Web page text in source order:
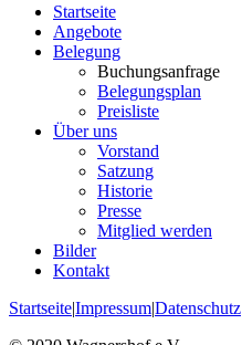
Startseite
Angebote
Belegung
Buchungsanfrage
Belegungsplan
Preisliste
Über uns
Vorstand
Satzung
Historie
Presse
Mitglied werden
Bilder
Kontakt
Startseite|Impressum|Datenschutz